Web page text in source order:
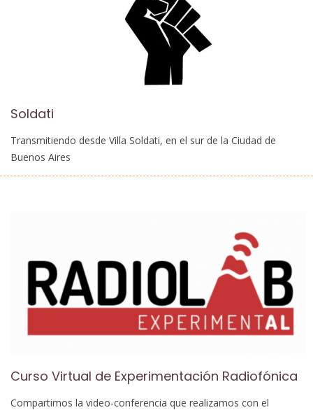
Soldati
Transmitiendo desde Villa Soldati, en el sur de la Ciudad de
Buenos Aires
Curso Virtual de Experimentación Radiofónica
Compartimos la video-conferencia que realizamos con el